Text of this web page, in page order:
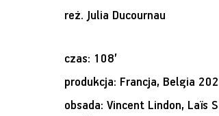
reż. Julia Ducournau
czas: 108’
produkcja: Francja, Belgia
obsada: Vincent Lindon, Laïs